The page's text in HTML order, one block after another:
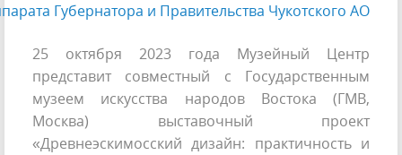
Губернатора и Правительства Чукотского АО
25 октября 2023 года Музейный Центр
представит совместный с Государственным
музеем искусства народов Востока (ГМВ,
Москва) выставочный проект
«Древнеэскимосский дизайн: практичность и